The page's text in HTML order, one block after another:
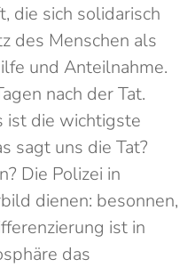
die sich solidarisch
des Menschen als
und Anteilnahme.
nach der Tat.
ist die wichtigste
sagt uns die Tat?
Die Polizei in
dienen: besonnen,
ist in
das